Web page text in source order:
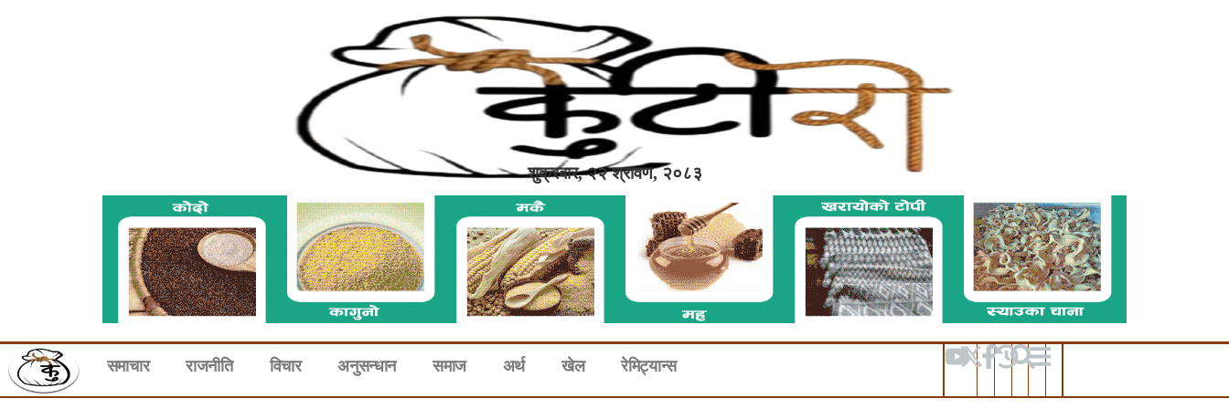
शुक्रबार, २२ श्रावण, २०८३
समाचार राजनीति विचार अनुसन्धान समाज अर्थ खेल रेमिट्यान्स